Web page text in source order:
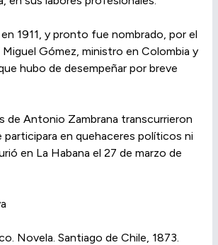
1911, y pronto fue nombrado, por el
Gómez, ministro en Colombia y
hubo de desempeñar por breve
de Antonio Zambrana transcurrieron
participara en quehaceres políticos ni
en La Habana el 27 de marzo de
Novela. Santiago de Chile, 1873.